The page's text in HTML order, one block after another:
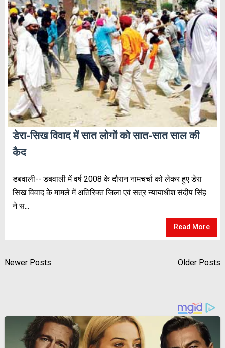
डेरा-सिख विवाद में सात लोगों को सात-सात साल की
कैद
डबवाली-- डबवाली में वर्ष 2008 के दौरान नामचर्चा को लेकर हुए डेरा
सिख विवाद के मामले में अतिरिक्त जिला एवं सत्र न्यायाधीश संदीप सिंह
ने स...
Read More
Newer Posts Older Posts